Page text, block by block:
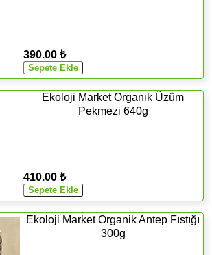
390.00 ₺
Ekoloji Market Organik Üzüm
Pekmezi 640g
410.00 ₺
Ekoloji Market Organik Antep Fıstığı
300g